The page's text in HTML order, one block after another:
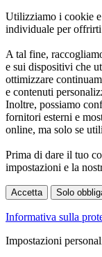
Utilizziamo i cookie
individuale per offrirti
A tal fine,
e sui dispositivi che
ottimizzare
e contenuti
Inoltre, possiamo
fornitori esterni e
online, ma solo se
Prima di dare il tuo
impostazioni e la
Accetta Solo
Informativa sulla
Impostazioni